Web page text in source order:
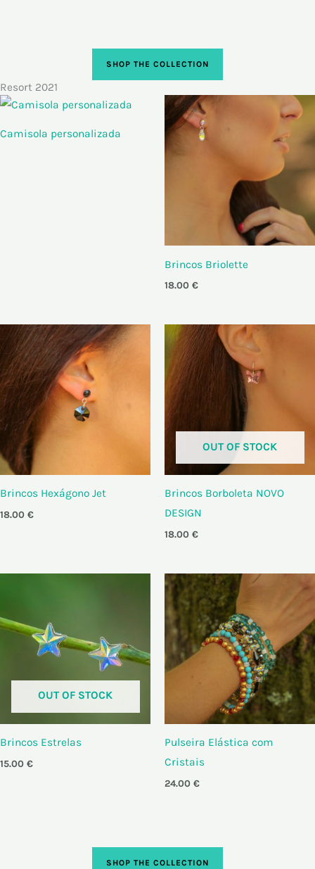
SHOP THE COLLECTION
Resort 2021
Camisola personalizada
Brincos Briolette
18.00 €
Brincos Hexágono Jet
18.00 €
OUT OF STOCK
Brincos Borboleta NOVO
DESIGN
18.00 €
OUT OF STOCK
Brincos Estrelas
15.00 €
Pulseira Elástica com
Cristais
24.00 €
SHOP THE COLLECTION